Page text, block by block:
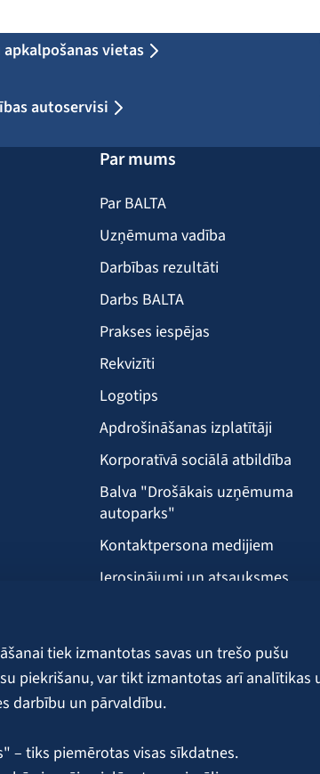
tiek izmantotas savas un trešo pušu
piekrišanu, var tikt izmantotas arī analītikas
darbību un pārvaldību.
– tiks piemērotas visas sīkdatnes.
vietas
autoservisi
Par mums
Par BALTA
Uzņēmuma vadība
Darbības rezultāti
Darbs BALTA
Prakses iespējas
Rekvizīti
Logotips
Apdrošināšanas izplatītāji
Korporatīvā sociālā atbildība
Balva "Drošākais uzņēmuma
autoparks"
Kontaktpersona medijiem
Ierosinājumi un atsauksmes